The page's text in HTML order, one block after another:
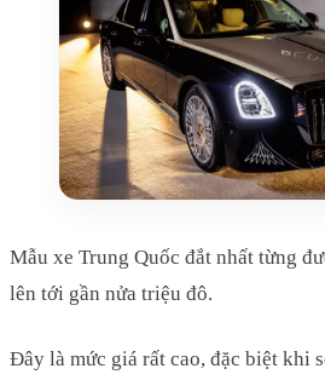
Mẫu xe Trung Quốc đắt nhất từng
lên tới gần nửa triệu đô.
Đây là mức giá rất cao, đặc biệt khi